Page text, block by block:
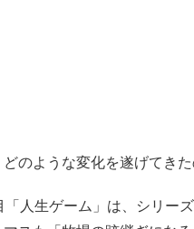
ような変化を遂げてきた
人生ゲーム」は、シリー